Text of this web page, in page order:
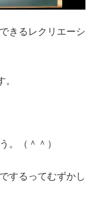
きるレクリエーシ
。（＾＾）
するってむずかし